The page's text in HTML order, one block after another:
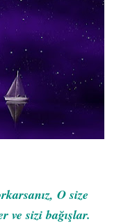
O size
ve sizi bağışlar.